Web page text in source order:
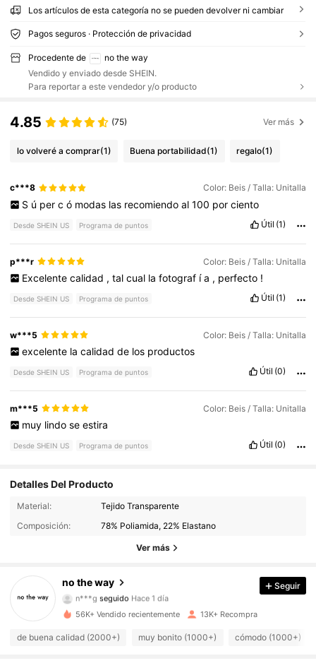
Los artículos de esta categoría no se pueden devolver ni cambiar
Pagos seguros · Protección de privacidad
Procedente de
no the way
Vendido y enviado desde SHEIN.
Para reportar a este vendedor y/o producto
4.85 (75) Ver más
lo volveré a comprar(1) Buena portabilidad(1) regalo(1)
c***8 Color: Beis / Talla: Unitalla
S ú per c ó modas las recomiendo al 100 por ciento
Desde SHEIN US Programa de puntos Útil (1)
p***r Color: Beis / Talla: Unitalla
Excelente calidad , tal cual la fotograf ía , perfecto !
Desde SHEIN US Programa de puntos Útil (1)
w***5 Color: Beis / Talla: Unitalla
excelente la calidad de los productos
Desde SHEIN US Programa de puntos Útil (0)
m***5 Color: Beis / Talla: Unitalla
muy lindo se estira
Desde SHEIN US Programa de puntos Útil (0)
Detalles Del Producto
Material:
Tejido Transparente
Composición:
78% Poliamida, 22% Elastano
Ver más
no the way
1K Seguidores
Hace 1 día
4.93
1K Seguidores
4.93 1K Seguidores
Seguir
56K+ Vendido recientemente 13K+ Recompra
de buena calidad (2000+) muy bonito (1000+) cómodo (1000+)